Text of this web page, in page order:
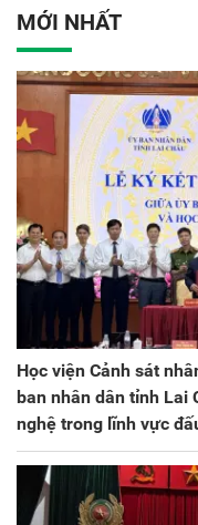
MỚI NHẤT
Học viện Cảnh sát
ban nhân dân tỉnh Lai
nghệ trong lĩnh vực